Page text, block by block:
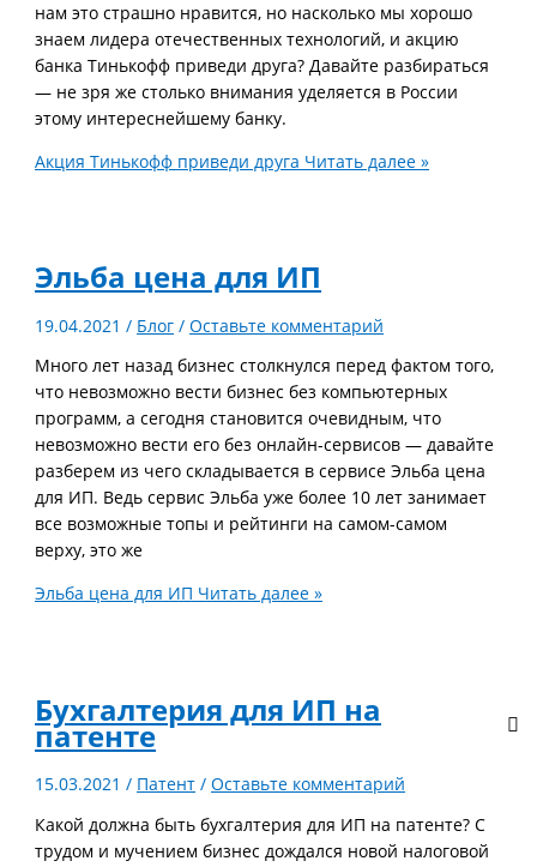
нам это страшно нравится, но насколько мы хорошо
знаем лидера отечественных технологий, и акцию
банка Тинькофф приведи друга? Давайте разбираться
— не зря же столько внимания уделяется в России
этому интереснейшему банку.
Акция Тинькофф приведи друга Читать далее »
Эльба цена для ИП
19.04.2021/ Блог /Оставьте комментарий
Много лет назад бизнес столкнулся перед фактом того,
что невозможно вести бизнес без компьютерных
программ, а сегодня становится очевидным, что
невозможно вести его без онлайн-сервисов — давайте
разберем из чего складывается в сервисе Эльба цена
для ИП. Ведь сервис Эльба уже более 10 лет занимает
все возможные топы и рейтинги на самом-самом
верху, это же
Эльба цена для ИП Читать далее »
Бухгалтерия для ИП на
патенте
15.03.2021/ Патент /Оставьте комментарий
Какой должна быть бухгалтерия для ИП на патенте? С
трудом и мучением бизнес дождался новой налоговой